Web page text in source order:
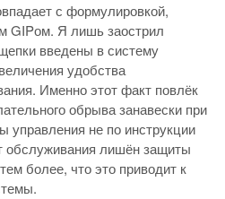
с формулировкой,
GIPом. Я лишь заострил
введены в систему
удобства
Именно этот факт повлёк
обрыва занавески при
управления не по инструкции
обслуживания лишён защиты
более, что это приводит к